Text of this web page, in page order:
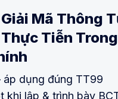
Giải Mã Thông
Tiễn
áp dụng đúng TT99
khi lập & trình bày